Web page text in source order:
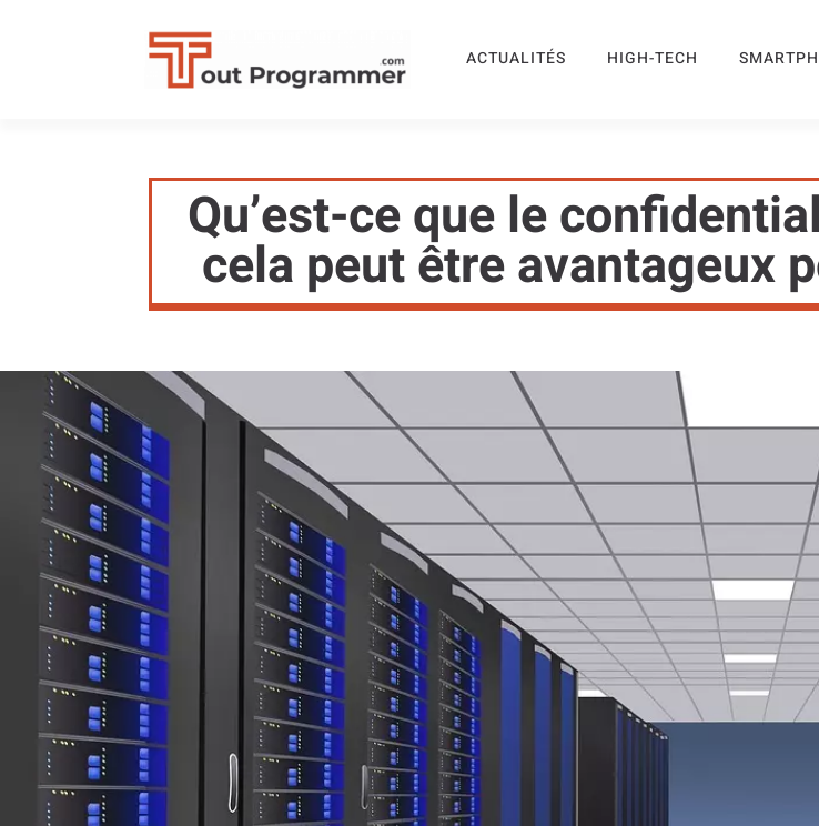
ACTUALITÉS HIGH-TECH
Qu’est-ce que le
cela peut être avantageux